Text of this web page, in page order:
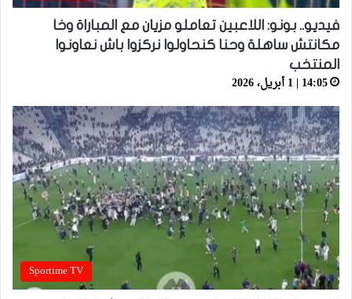
فيديو.. بونو: اللاعبين تعاملو مزيان مع المباراة وخا
مكانتش ساهلة وحنا كنحاولوا نركزوا باش نعاونوا
المنتخب
14:05 | 1 أبريل، 2026
Sportime TV